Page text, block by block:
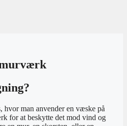
hvor man anvender en væske på
for at beskytte det mod vind og